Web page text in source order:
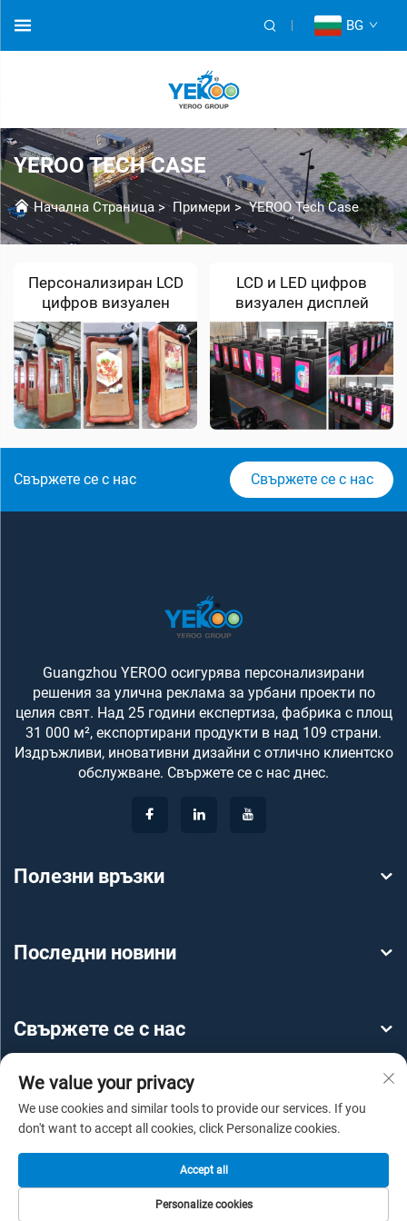
BG
YEROO TECH CASE
Начална Страница> Примери >YEROO Tech Case
Персонализиран LCD
цифров визуален
дисплей
LCD и LED цифров
визуален дисплей
Свържете се с нас Свържете се с нас
Guangzhou YEROO осигурява персонализирани
решения за улична реклама за урбани проекти по
целия свят. Над 25 години експертиза, фабрика с площ
31 000 м², експортирани продукти в над 109 страни.
Издръжливи, иновативни дизайни с отлично клиентско
обслужване. Свържете се с нас днес.
Полезни връзки
Последни новини
Свържете се с нас
Всички права запазени © 2025 от Guangzhou YEROO
Steel Structure Engineering Co., Ltd -Политика за
поверителност
We value your privacy
We use cookies and similar tools to provide our services. If you
don't want to accept all cookies, click Personalize cookies.
Personalize cookies
Accept all